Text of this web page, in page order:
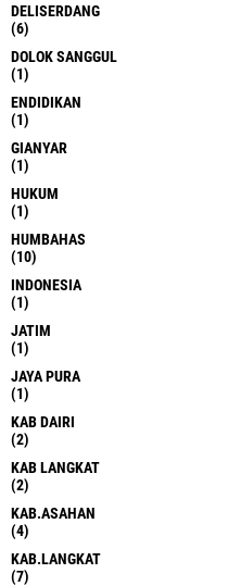
DELISERDANG
(6)
DOLOK SANGGUL
(1)
ENDIDIKAN
(1)
GIANYAR
(1)
HUKUM
(1)
HUMBAHAS
(10)
INDONESIA
(1)
JATIM
(1)
JAYA PURA
(1)
KAB DAIRI
(2)
KAB LANGKAT
(2)
KAB.ASAHAN
(4)
KAB.LANGKAT
(7)